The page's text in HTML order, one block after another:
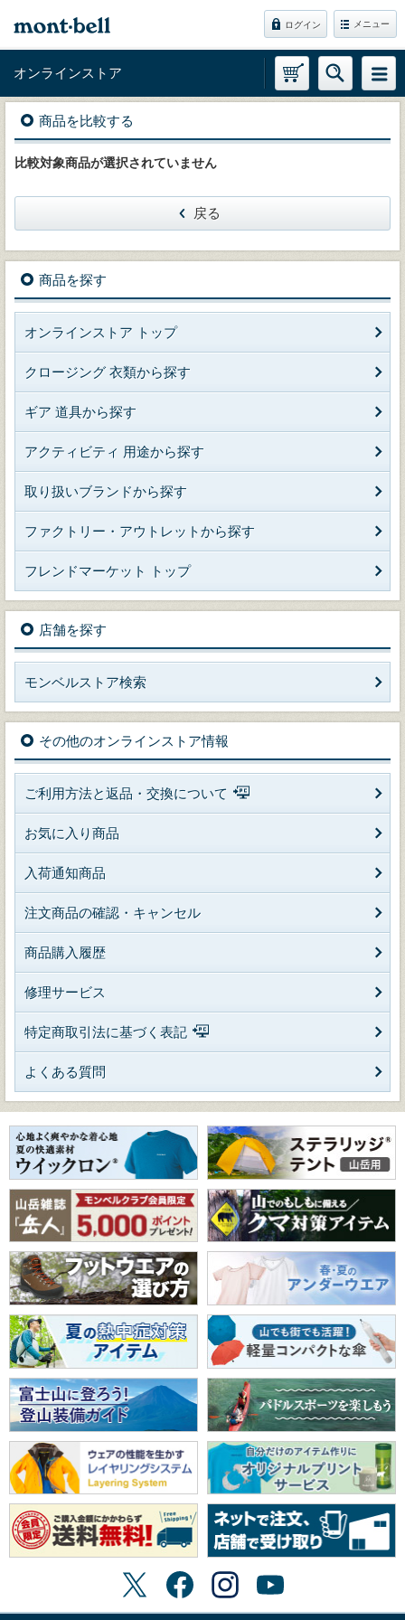
ログイン メニュー
オンラインストア
商品を比較する
比較対象商品が選択されていません
戻る
商品を探す
オンラインストア トップ
クロージング 衣類から探す
ギア 道具から探す
アクティビティ 用途から探す
取り扱いブランドから探す
ファクトリー・アウトレットから探す
フレンドマーケット トップ
店舗を探す
モンベルストア検索
その他のオンラインストア情報
ご利用方法と返品・交換について
お気に入り商品
入荷通知商品
注文商品の確認・キャンセル
商品購入履歴
修理サービス
特定商取引法に基づく表記
よくある質問